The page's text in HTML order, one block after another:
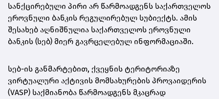
სანქცირებული პირი არ წარმოადგენს საქართველოს
ეროვნული ბანკის რეგულირებულ სუბიექტს. ამის
შესახებ აღნიშნულია საქართველოს ეროვნული
ბანკის (სებ) მიერ გავრცელებულ ინფორმაციაში.
სებ-ის განმარტებით, ქვეყნის ტერიტორიაზე
ვირტუალური აქტივის მომსახურების პროვაიდერის
(VASP) საქმიანობა წარმოადგენს მკაცრად